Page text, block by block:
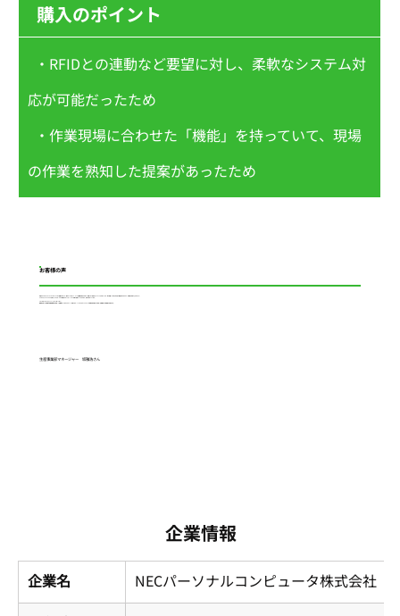
  購入のポイント
応が可能だったため
  ・
作業現場に合わせた「機能」を持っていて、現場
の作業を熟知した提案があったため
お客様の声
生産事業部マネージャー 坂雅浩さん
企業情報
企業名
NECパーソナルコンピュータ株式会社　